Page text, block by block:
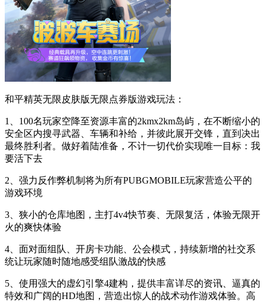
和平精英无限皮肤版无限点券版游戏玩法：
1、100名玩家空降至资源丰富的2kmx2km岛屿，在不断缩小的
安全区内搜寻武器、车辆和补给，并彼此展开交锋，直到决出
最终胜利者。做好着陆准备，不计一切代价实现唯一目标：我
要活下去
2、强力反作弊机制将为所有PUBGMOBILE玩家营造公平的
游戏环境
3、狭小的仓库地图，主打4v4快节奏、无限复活，体验无限开
火的爽快体验
4、面对面组队、开房卡功能、公会模式，持续新增的社交系
统让玩家随时随地感受组队激战的快感
5、使用强大的虚幻引擎4建构，提供丰富详尽的资讯、逼真的
特效和广阔的HD地图，营造出惊人的战术动作游戏体验。高